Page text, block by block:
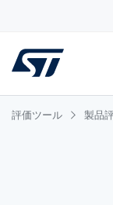
評価ツール 製品